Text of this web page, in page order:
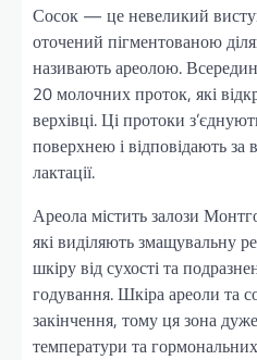
Сосок — це невеликий
оточений пігментованою
називають ареолою.
20 молочних проток, які
верхівці. Ці протоки
поверхнею і відповідають за
лактації.
Ареола містить залози
які виділяють змащувальну
шкіру від сухості та
годування. Шкіра ареоли та
закінчення, тому ця зона
температури та